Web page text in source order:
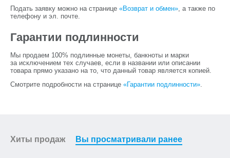
Подать заявку можно на странице «Возврат и обмен», а также по
телефону и эл. почте.
Гарантии подлинности
Мы продаем 100% подлинные монеты, банкноты и марки
за исключением тех случаев, если в названии или описании
товара прямо указано на то, что данный товар является копией.
Смотрите подробности на странице «Гарантии подлинности».
Хиты продаж Вы просматривали ранее